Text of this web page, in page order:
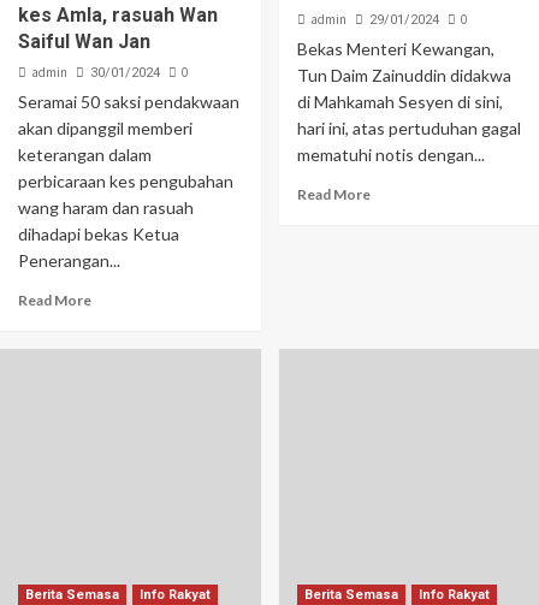
kes Amla, rasuah Wan
Saiful Wan Jan
admin 30/01/2024 0
Seramai 50 saksi pendakwaan
akan dipanggil memberi
keterangan dalam
perbicaraan kes pengubahan
wang haram dan rasuah
dihadapi bekas Ketua
Penerangan...
Read More
admin 29/01/2024 0
Bekas Menteri Kewangan,
Tun Daim Zainuddin didakwa
di Mahkamah Sesyen di sini,
hari ini, atas pertuduhan gagal
mematuhi notis dengan...
Read More
Berita Semasa
Info Rakyat
Berita Semasa
Info Rakyat